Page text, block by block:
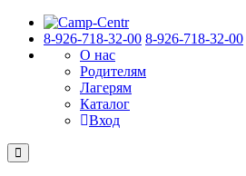
8-926-718-32-00 8-926-718-32-00
О нас
Родителям
Лагерям
Каталог
Вход